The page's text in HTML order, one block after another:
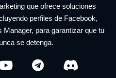
que ofrece soluciones
perfiles de Facebook,
para garantizar que tu
se detenga.